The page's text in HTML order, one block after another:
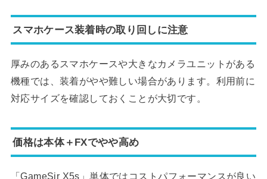
スマホケース装着時の取り回しに注意
厚みのあるスマホケースや大きなカメラユニットがある
機種では、装着がやや難しい場合があります。利用前に
対応サイズを確認しておくことが大切です。
価格は本体＋FXでやや高め
「GameSir X5s」単体ではコストパフォーマンスが良い